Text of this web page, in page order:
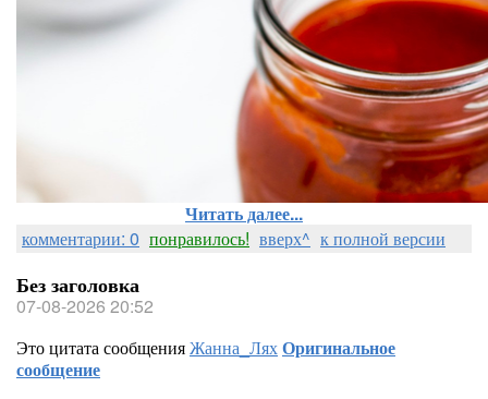
Читать далее...
комментарии: 0 понравилось! вверх^ к полной версии
Без заголовка
07-08-2026 20:52
Это цитата сообщенияЖанна_ЛяхОригинальное
сообщение